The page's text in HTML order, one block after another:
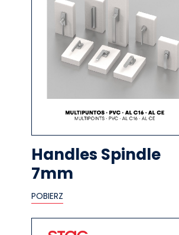
Handles Spindle
7mm
POBIERZ